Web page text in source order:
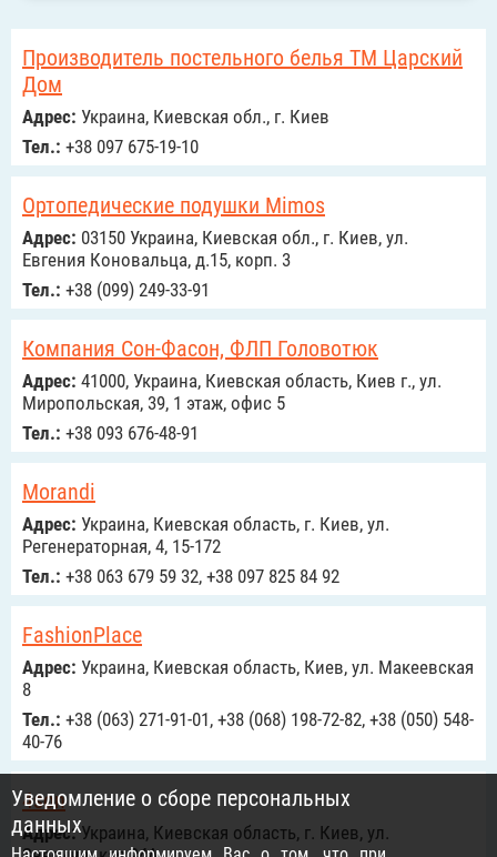
Производитель постельного белья ТМ Царский
Дом
Адрес: Украина, Киевская обл., г. Киев
Тел.: +38 097 675-19-10
Ортопедические подушки Mimos
Адрес: 03150 Украина, Киевская обл., г. Киев, ул.
Евгения Коновальца, д.15, корп. 3
Тел.: +38 (099) 249-33-91
Компания Сон-Фасон, ФЛП Головотюк
Адрес: 41000, Украина, Киевская область, Киев г., ул.
Миропольская, 39, 1 этаж, офис 5
Тел.: +38 093 676-48-91
Morandi
Адрес: Украина, Киевская область, г. Киев, ул.
Регенераторная, 4, 15-172
Тел.: +38 063 679 59 32, +38 097 825 84 92
FashionPlace
Адрес: Украина, Киевская область, Киев, ул. Макеевская
8
Тел.: +38 (063) 271-91-01, +38 (068) 198-72-82, +38 (050) 548-
40-76
4son
Адрес:Украина, Киевская область, г. Киев, ул.
Уведомление о сборе персональных
данных